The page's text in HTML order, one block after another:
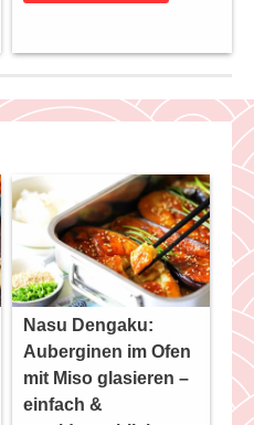
Nasu Dengaku:
Auberginen im Ofen
mit Miso glasieren –
einfach &